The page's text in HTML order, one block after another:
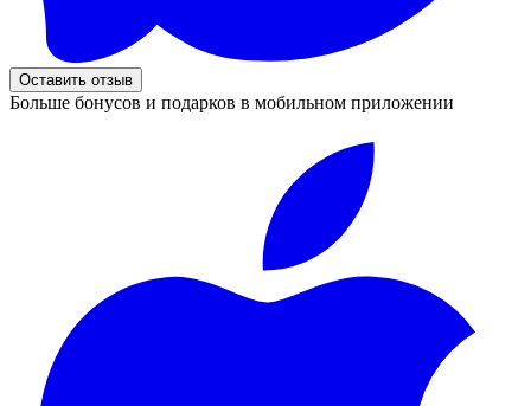
Оставить отзыв
Больше бонусов и подарков в мобильном приложении